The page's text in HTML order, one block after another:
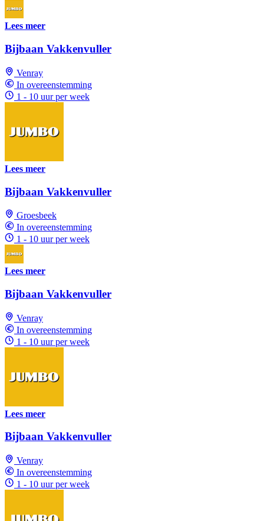
Lees meer
Bijbaan Vakkenvuller
Venray
In overeenstemming
1 - 10 uur per week
Lees meer
Bijbaan Vakkenvuller
Groesbeek
In overeenstemming
1 - 10 uur per week
Lees meer
Bijbaan Vakkenvuller
Venray
In overeenstemming
1 - 10 uur per week
Lees meer
Bijbaan Vakkenvuller
Venray
In overeenstemming
1 - 10 uur per week